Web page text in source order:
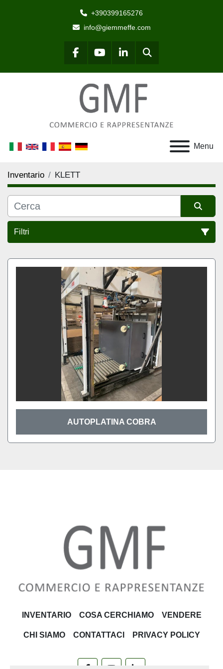
+390399165276
info@giemmeffe.com
facebookyoutubelinkedinCerca
Menu
Inventario KLETT
Filtri
Tutte le categorie
Ordina per
AUTOPLATINA COBRA
INVENTARIO COSA CERCHIAMO VENDERE
CHI SIAMO CONTATTACI PRIVACY POLICY